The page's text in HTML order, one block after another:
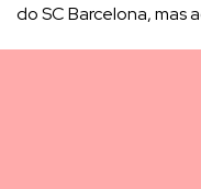
do SC Barcelona, mas